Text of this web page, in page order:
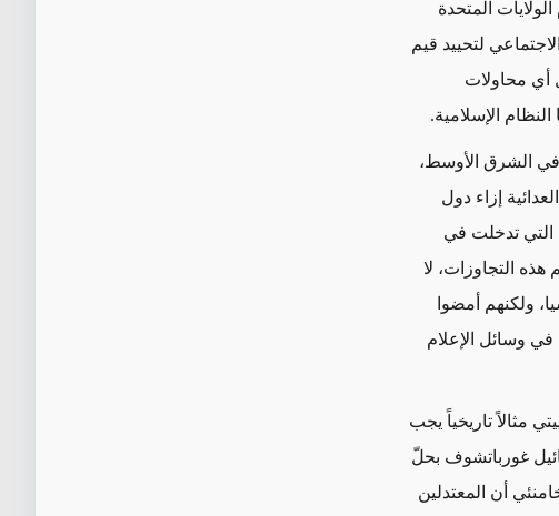
المتحدة
لتحييد قيم
أي محاولات
الإسلامية.
في الشرق الأوسط،
إزاء دول
التي تدخلت في
هذه التجاوزات، لا
ولكنهم أمضوا
في وسائل الإعلام
مثالاً تاريخياً يجب
غورباتشوف بحلّ
أن المعتدلين